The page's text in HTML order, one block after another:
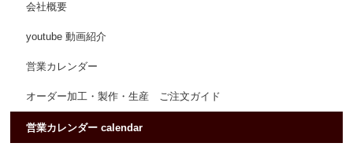
会社概要
youtube 動画紹介
営業カレンダー
オーダー加工・製作・生産 ご注文ガイド
営業カレンダー calendar